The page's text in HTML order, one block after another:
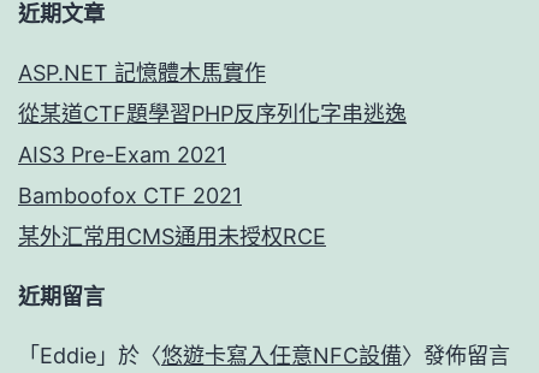
近期文章
ASP.NET 記憶體木馬實作
從某道CTF題學習PHP反序列化字串逃逸
AIS3 Pre-Exam 2021
Bamboofox CTF 2021
某外汇常用CMS通用未授权RCE
近期留言
「 Eddie 」於〈悠遊卡寫入任意NFC設備〉發佈留言